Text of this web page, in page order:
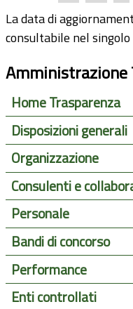
La data di
consultabile nel
Amministrazione
Home Trasparenza
Disposizioni generali
Organizzazione
Consulenti e
Personale
Bandi di concorso
Performance
Enti controllati